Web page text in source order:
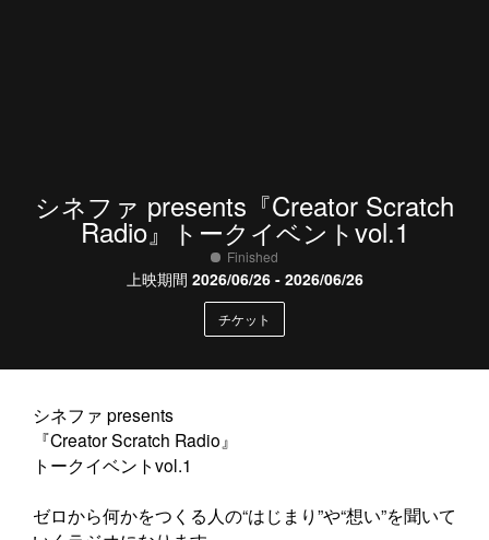
シネファ presents 『Creator Scratch
Radio』トークイベントvol.1
Finished
上映期間 2026/06/26 - 2026/06/26
チケット
シネファ presents
『Creator Scratch Radio』
トークイベントvol.1
ゼロから何かをつくる人の“はじまり”や“想い”を聞いて